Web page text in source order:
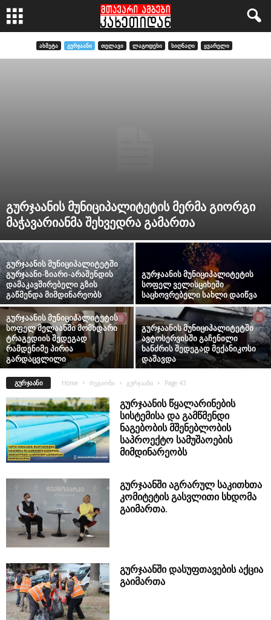
ᲐᲮᲛᲔᲢᲐ ᲒᲣᲠᲯᲐᲐᲜᲘ ᲗᲔᲚᲐᲕᲘ ᲚᲐᲒᲝᲓᲔᲮᲘ ᲡᲘᲦᲜᲐᲦᲘ ᲧᲕᲐᲠᲔᲚᲘ
გურჯაანის მუნიციპალიტეტის მერმა გიორგი
მაჭავარიანმა შეხვედრა გამართა
გურჯაანის მუნიციპალიტეტში
გურჯაანი-ზიარი-არაშენდის
დამაკავშირებელი გზის
გაწმენდა მიმდინარეობს
გურჯაანის მუნიციპალიტეტის
სოფელ ველისციხეში
საცხოვრებელი სახლი დაიწვა
გურჯაანის მუნიციპალიტეტის
სოფელ მელაანში მომხდარი
ტრაგედიის შედეგად
რამდენიმე პირია
გარდაცვლილი
გურჯაანის მუნიციპალიტეტში
ავტოსერვისში გაჩენილი
ხანძრის შედეგად მექანიკოსი
დაშავდა
ᲒᲣᲠᲯᲐᲐᲜᲘ Home რეგიონი გურჯაანი Page 43
გურჯაანის წყალარინების
სისტემისა და გამწმენდი
ნაგებობის მშენებლობის
საპროექტო სამუშაოების
მიმდინარეობს
გურჯაანში აგრარულ საკითხთა
კომიტეტის გასვლითი სხდომა
გაიმართა.
გურჯაანში დასუფთავების აქცია
გაიმართა